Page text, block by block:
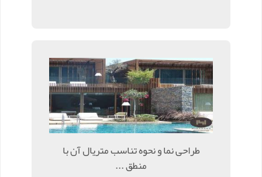
طراحی نما و نحوه تناسب متریال آن با
منطق ...